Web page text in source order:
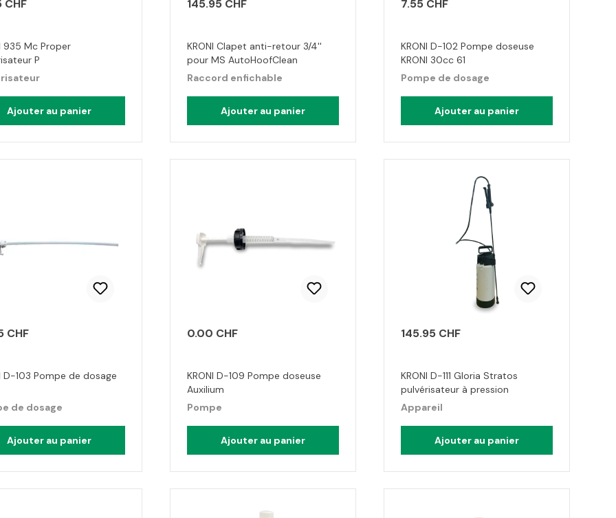
CHF
935 Mc Proper
P
Ajouter au panier
145.95 CHF
KRONI Clapet anti-retour 3/4''
pour MS AutoHoofClean
Raccord enfichable
Ajouter au panier
7.55 CHF
KRONI D-102 Pompe doseuse
KRONI 30cc 61
Pompe de dosage
Ajouter au panier
CHF
D-103 Pompe de dosage
de dosage
Ajouter au panier
0.00 CHF
KRONI D-109 Pompe doseuse
Auxilium
Pompe
Ajouter au panier
145.95 CHF
KRONI D-111 Gloria Stratos
pulvérisateur à pression
Appareil
Ajouter au panier